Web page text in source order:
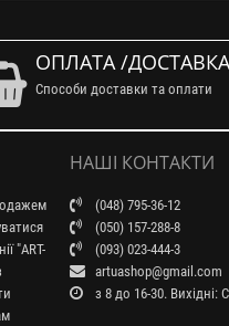
ОПЛАТА /ДОСТАВКА
Способи доставки та оплати
"ART-
НАШІ КОНТАКТИ
(048) 795-36-12
(050) 157-288-8
(093) 023-444-3
artuashop@gmail.com
з 8 до 16-30. Вихідні: